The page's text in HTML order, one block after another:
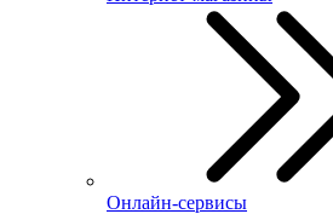
Онлайн-сервисы